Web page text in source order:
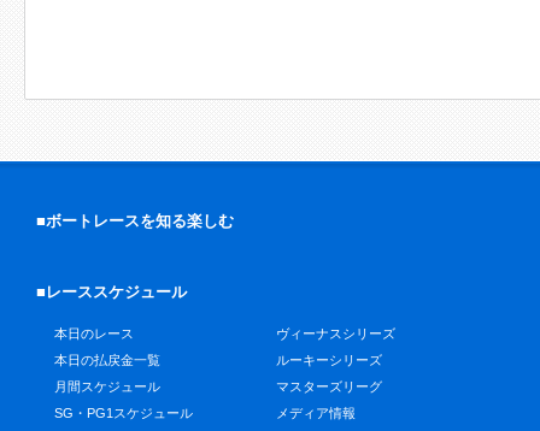
■ボートレースを知る楽しむ
■レーススケジュール
本日のレース
本日の払戻金一覧
月間スケジュール
SG・PG1スケジュール
ヴィーナスシリーズ
ルーキーシリーズ
マスターズリーグ
メディア情報